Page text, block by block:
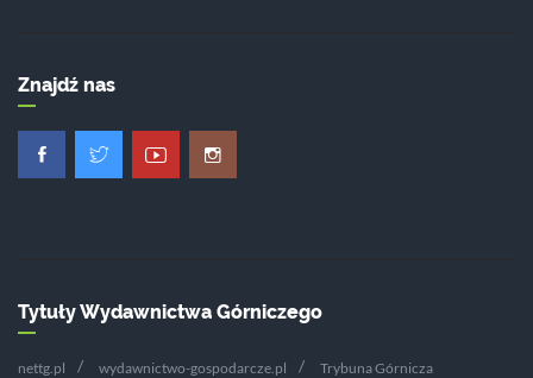
Znajdź nas
Tytuły Wydawnictwa Górniczego
nettg.pl wydawnictwo-gospodarcze.pl Trybuna Górnicza